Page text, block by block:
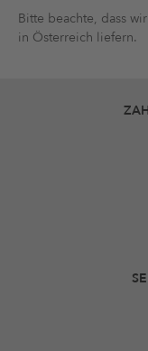
Bitte beachte, dass
in Österreich liefern.